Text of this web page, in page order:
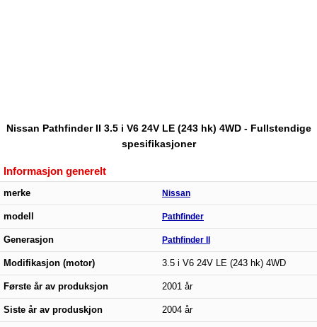
Nissan Pathfinder II 3.5 i V6 24V LE (243 hk) 4WD - Fullstendige
spesifikasjoner
Informasjon generelt
merke Nissan
modell Pathfinder
Generasjon Pathfinder II
Modifikasjon (motor) 3.5 i V6 24V LE (243 hk) 4WD
Første år av produksjon 2001 år
Siste år av produskjon 2004 år